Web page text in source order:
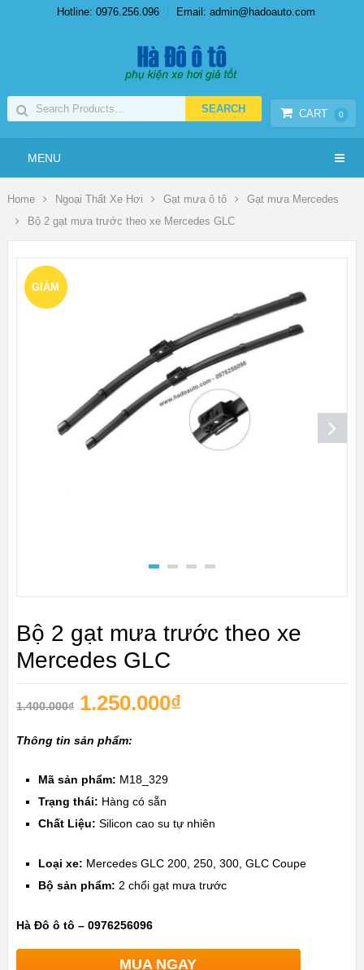
Hotline: 0976.256.096 Email: admin@hadoauto.com
CART 0
MENU
Home Ngoại Thất Xe Hơi Gạt mưa ô tô
Gạt mưa Mercedes
Bộ 2 gạt mưa trước theo xe Mercedes GLC
GIẢM
Bộ 2 gạt mưa trước theo xe
Mercedes GLC
1.400.000₫ 1.250.000₫
Thông tin sản phẩm:
Mã sản phẩm: M18_329
Trạng thái: Hàng có sẵn
Chất Liệu: Silicon cao su tự nhiên
Loại xe: Mercedes GLC 200, 250, 300, GLC Coupe
Bộ sản phẩm: 2 chổi gạt mưa trước
Hà Đô ô tô – 0976256096
MUA NGAY